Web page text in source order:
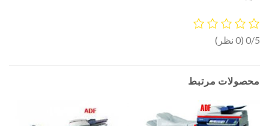
0/5 (0 نظر)
محصولات مرتبط